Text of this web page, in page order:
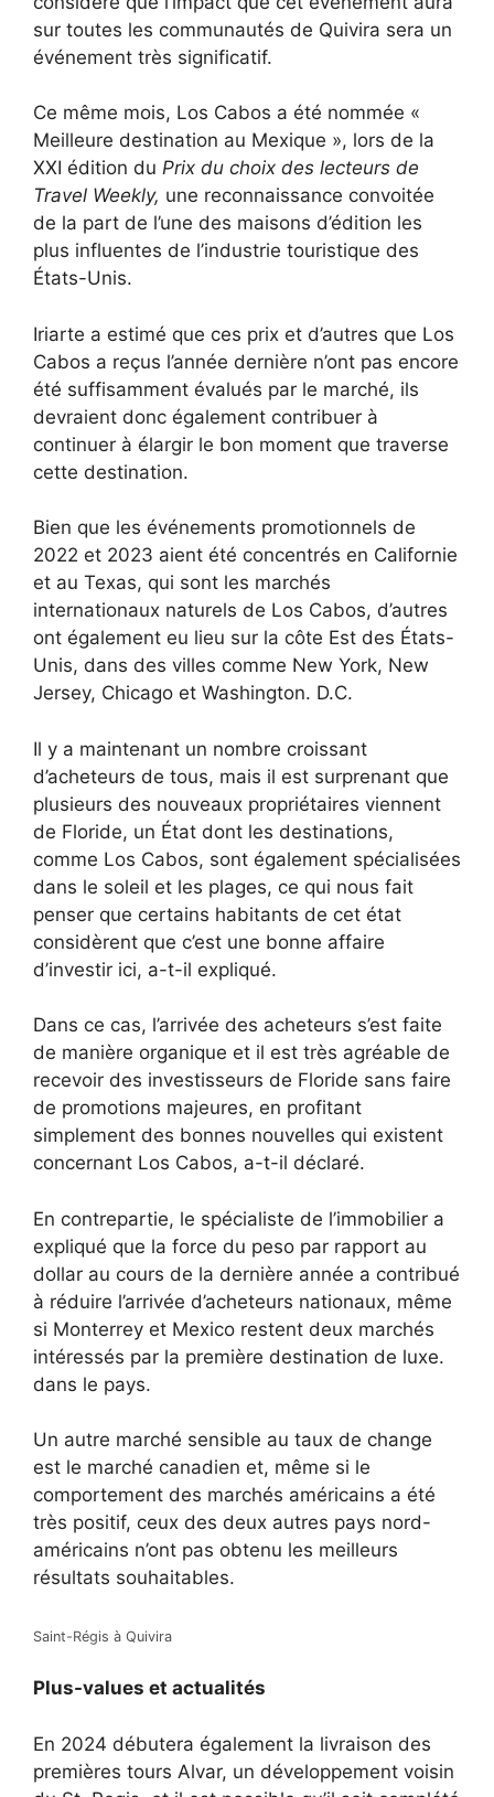
sur toutes les communautés de Quivira sera un
événement très significatif.
Ce même mois, Los Cabos a été nommée «
Meilleure destination au Mexique », lors de la
XXI édition du Prix ​​​​du choix des lecteurs de
Travel Weekly, une reconnaissance convoitée
de la part de l’une des maisons d’édition les
plus influentes de l’industrie touristique des
États-Unis.
Iriarte a estimé que ces prix et d’autres que Los
Cabos a reçus l’année dernière n’ont pas encore
été suffisamment évalués par le marché, ils
devraient donc également contribuer à
continuer à élargir le bon moment que traverse
cette destination.
Bien que les événements promotionnels de
2022 et 2023 aient été concentrés en Californie
et au Texas, qui sont les marchés
internationaux naturels de Los Cabos, d’autres
ont également eu lieu sur la côte Est des États-
Unis, dans des villes comme New York, New
Jersey, Chicago et Washington. D.C.
Il y a maintenant un nombre croissant
d’acheteurs de tous, mais il est surprenant que
plusieurs des nouveaux propriétaires viennent
de Floride, un État dont les destinations,
comme Los Cabos, sont également spécialisées
dans le soleil et les plages, ce qui nous fait
penser que certains habitants de cet état
considèrent que c’est une bonne affaire
d’investir ici, a-t-il expliqué.
Dans ce cas, l’arrivée des acheteurs s’est faite
de manière organique et il est très agréable de
recevoir des investisseurs de Floride sans faire
de promotions majeures, en profitant
simplement des bonnes nouvelles qui existent
concernant Los Cabos, a-t-il déclaré.
En contrepartie, le spécialiste de l’immobilier a
expliqué que la force du peso par rapport au
dollar au cours de la dernière année a contribué
à réduire l’arrivée d’acheteurs nationaux, même
si Monterrey et Mexico restent deux marchés
intéressés par la première destination de luxe.
dans le pays.
Un autre marché sensible au taux de change
est le marché canadien et, même si le
comportement des marchés américains a été
très positif, ceux des deux autres pays nord-
américains n’ont pas obtenu les meilleurs
résultats souhaitables.
Saint-Régis à Quivira
Plus-values ​​et actualités
En 2024 débutera également la livraison des
premières tours Alvar, un développement voisin